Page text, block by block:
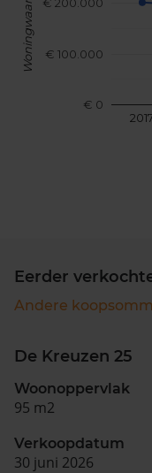
€ 0
€ 100.000
€ 200.000
Woningwaarde
Eerder
Andere
De Kreuzen 25
Woonoppervlak
95 m2
Verkoopdatum
30 juni 2026